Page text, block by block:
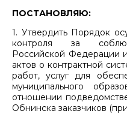
ПОСТАНОВЛЯЮ:
1. Утвердить Порядок
контроля за
Российской Федерации
актов о контрактной
работ, услуг для
муниципального
отношении
Обнинска заказчиков